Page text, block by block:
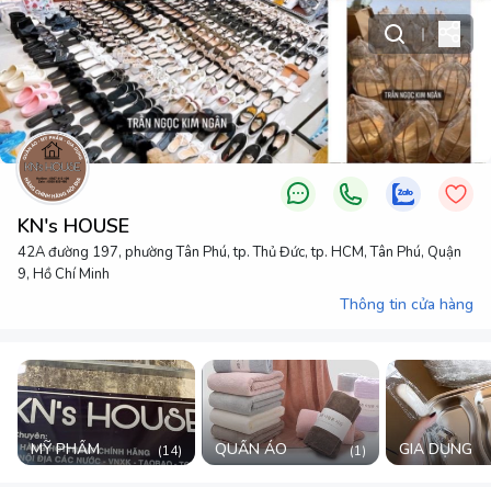
KN's HOUSE
Thông tin cửa hàng
42A đường 197, phường Tân Phú, tp. Thủ Đức, tp. HCM, Tân Phú, Quận
9, Hồ Chí Minh
MỸ PHẨM (14) QUẦN ÁO (1) GIA DỤNG